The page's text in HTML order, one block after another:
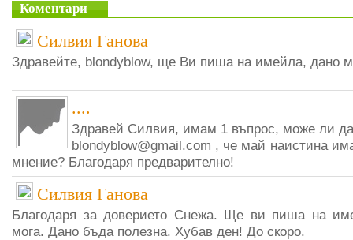
Коментари
Силвия Ганова
Здравейте, blondyblow, ще Ви пиша на имейла, дано
....
Здравей Силвия, имам 1 въпрос, може ли
blondyblow@gmail.com , че май наистина
мнение? Благодаря предварително!
Силвия Ганова
Благодаря за доверието Снежа. Ще ви пиша на
мога. Дано бъда полезна. Хубав ден! До скоро.